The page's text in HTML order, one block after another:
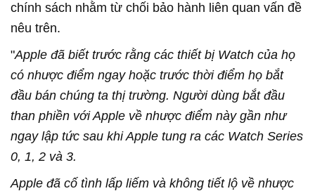
chính sách nhằm từ chối bảo hành liên quan vấn đề
nêu trên.
"Apple đã biết trước rằng các thiết bị Watch của họ
có nhược điểm ngay hoặc trước thời điểm họ bắt
đầu bán chúng ta thị trường. Người dùng bắt đầu
than phiền với Apple về nhược điểm này gần như
ngay lập tức sau khi Apple tung ra các Watch Series
0, 1, 2 và 3.
Apple đã cố tình lấp liếm và không tiết lộ về nhược